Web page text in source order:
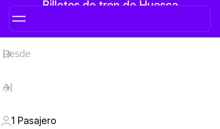
Billetes de tren de Huesca
1 Pasajero